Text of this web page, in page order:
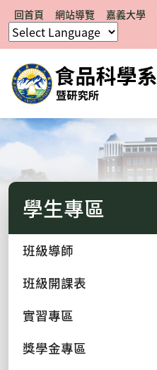
回首頁 網站導覽 嘉義大學
學生專區
班級導師
班級開課表
實習專區
獎學金專區